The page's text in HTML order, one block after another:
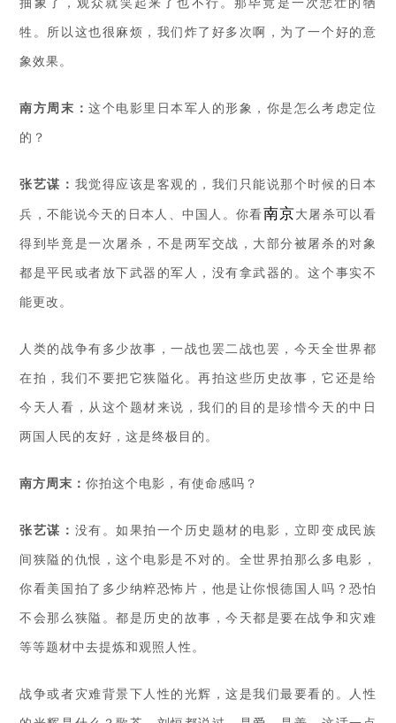
牲。所以这也很麻烦，我们炸了好多次啊，为了一个好的意
象效果。
南方周末：这个电影里日本军人的形象，你是怎么考虑定位
的？
张艺谋： 我觉得应该是客观的，我们只能说那个时候的日本
兵，不能说今天的日本人、中国人。你看南京大屠杀可以看
得到毕竟是一次屠杀，不是两军交战，大部分被屠杀的对象
都是平民或者放下武器的军人，没有拿武器的。这个事实不
能更改。
人类的战争有多少故事，一战也罢二战也罢，今天全世界都
在拍，我们不要把它狭隘化。再拍这些历史故事，它还是给
今天人看，从这个题材来说，我们的目的是珍惜今天的中日
两国人民的友好，这是终极目的。
南方周末：你拍这个电影，有使命感吗？
张艺谋： 没有。如果拍一个历史题材的电影，立即变成民族
间狭隘的仇恨，这个电影是不对的。全世界拍那么多电影，
你看美国拍了多少纳粹恐怖片，他是让你恨德国人吗？恐怕
不会那么狭隘。都是历史的故事，今天都是要在战争和灾难
等等题材中去提炼和观照人性。
战争或者灾难背景下人性的光辉，这是我们最要看的。人性